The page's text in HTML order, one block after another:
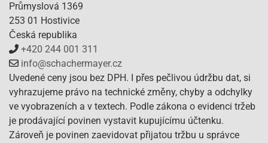
Průmyslová 1369
253 01 Hostivice
Česká republika
+420 244 001 311
info@schachermayer.cz
Uvedené ceny jsou bez DPH. I přes pečlivou údržbu dat, si
vyhrazujeme právo na technické změny, chyby a odchylky
ve vyobrazeních a v textech. Podle zákona o evidenci tržeb
je prodávající povinen vystavit kupujícímu účtenku.
Zároveň je povinen zaevidovat přijatou tržbu u správce